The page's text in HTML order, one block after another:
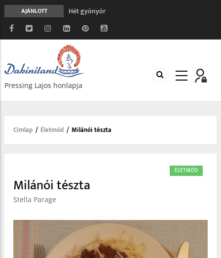
AJÁNLOTT
Hét gyönyör
A gondolatok átalakításának nyolc versszaka
Meghalni teljesen biztonságos
Minden más, mint aminek látszik
Vég nélküli leborulás
Pressing Lajos honlapja
Morzsa
Címlap / Életmód / Milánói tészta
ÉLETMÓD
Milánói tészta
Stella Parage